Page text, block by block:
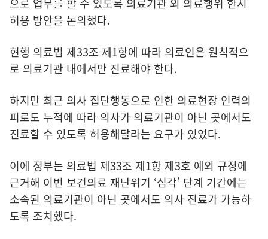
으로 업무를 할 수 있도록 의료기관 외 의료행위 한시
허용 방안을 논의했다.
현행 의료법 제33조 제1항에 따라 의료인은 원칙적으
로 의료기관 내에서만 진료해야 한다.
하지만 최근 의사 집단행동으로 인한 의료현장 인력의
피로도 누적에 따라 의사가 의료기관이 아닌 곳에서도
진료할 수 있도록 허용해달라는 요구가 있었다.
이에 정부는 의료법 제33조 제1항 제3호 예외 규정에
근거해 이번 보건의료 재난위기 ‘심각’ 단계 기간에는
소속된 의료기관이 아닌 곳에서도 의사 진료가 가능하
도록 조치했다.